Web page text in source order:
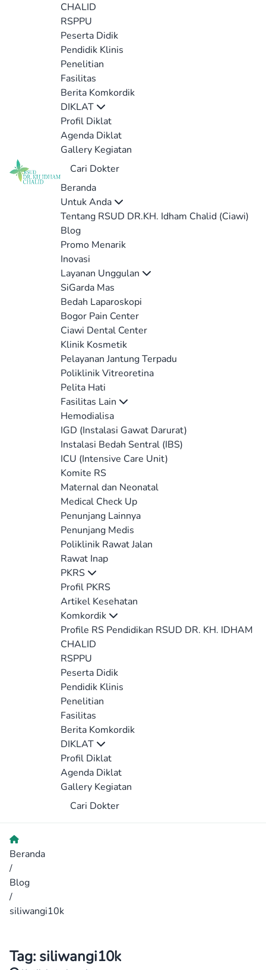
CHALID
RSPPU
Peserta Didik
Pendidik Klinis
Penelitian
Fasilitas
Berita Komkordik
DIKLAT
Profil Diklat
Agenda Diklat
Gallery Kegiatan
Cari Dokter
Beranda
Untuk Anda
Tentang RSUD DR.KH. Idham Chalid (Ciawi)
Blog
Promo Menarik
Inovasi
Layanan Unggulan
SiGarda Mas
Bedah Laparoskopi
Bogor Pain Center
Ciawi Dental Center
Klinik Kosmetik
Pelayanan Jantung Terpadu
Poliklinik Vitreoretina
Pelita Hati
Fasilitas Lain
Hemodialisa
IGD (Instalasi Gawat Darurat)
Instalasi Bedah Sentral (IBS)
ICU (Intensive Care Unit)
Komite RS
Maternal dan Neonatal
Medical Check Up
Penunjang Lainnya
Penunjang Medis
Poliklinik Rawat Jalan
Rawat Inap
PKRS
Profil PKRS
Artikel Kesehatan
Komkordik
Profile RS Pendidikan RSUD DR. KH. IDHAM
CHALID
RSPPU
Peserta Didik
Pendidik Klinis
Penelitian
Fasilitas
Berita Komkordik
DIKLAT
Profil Diklat
Agenda Diklat
Gallery Kegiatan
Cari Dokter
Beranda
/
Blog
/
siliwangi10k
Tag: siliwangi10k